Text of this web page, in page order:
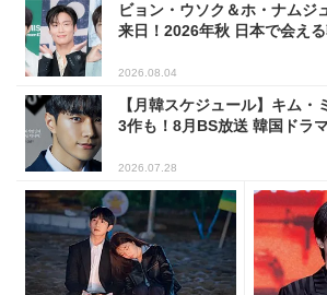
ビョン・ウソク＆ホ・ナムジ
来日！2026年秋 日本で会え
2026.08.04
【月韓スケジュール】キム・
3作も！8月BS放送 韓国ドラ
2026.07.28